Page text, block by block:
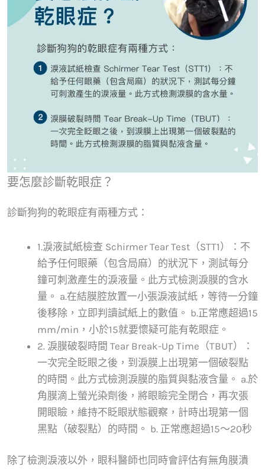
要怎麼診斷乾眼症？
診斷狗狗的乾眼症有兩種方式：
1.淚液試紙檢查 Schirmer Tear Test（STT1）：不
給予任何眼藥（包含局麻）的狀況下，測試每分
鐘可刺激產生的淚液量。此方式檢測淚膜的含水
量。 a.在結膜腔放置一小張淚液試紙，等待一分鐘
後移除，立即判讀試紙上的數值。 b.正常應超過15
mm/min，小於15就要懷疑可能有乾眼症。
2. 淚膜破裂時間 Tear Break-Up Time（TBUT）：
一次完全眨眼之後，到淚膜上出現第一個破裂點
的時間。此方式檢測淚膜的脂質與黏液含量。 a.於
角膜滴上螢光染劑後，將眼瞼完全閉合，再次張
開眼瞼，維持不眨眼狀態觀察，計時出現第一個
黑點（破裂點）的時間。 b. 正常應超過15～20秒
除了檢測淚液以外，眼科醫師也同時會評估有無角膜潰